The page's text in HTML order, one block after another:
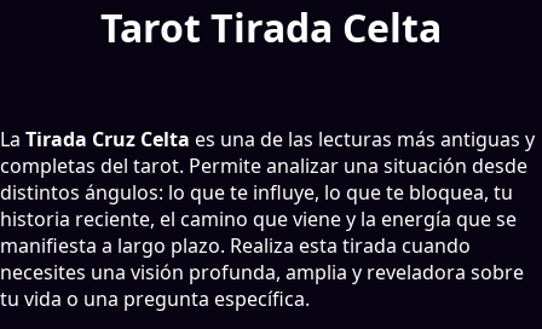
Tarot Tirada Celta
La Tirada Cruz Celta es una de las lecturas más antiguas y
completas del tarot. Permite analizar una situación desde
distintos ángulos: lo que te influye, lo que te bloquea, tu
historia reciente, el camino que viene y la energía que se
manifiesta a largo plazo. Realiza esta tirada cuando
necesites una visión profunda, amplia y reveladora sobre
tu vida o una pregunta específica.